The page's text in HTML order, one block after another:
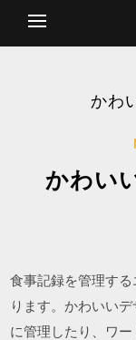
かわ
かわい
食事記録を管理す
ります。かわいい
に管理したり、ワ